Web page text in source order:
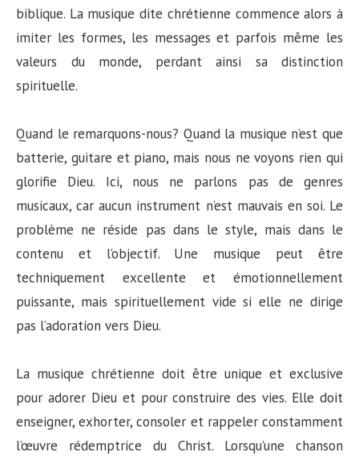
biblique. La musique dite chrétienne commence alors à
imiter les formes, les messages et parfois même les
valeurs du monde, perdant ainsi sa distinction
spirituelle.
Quand le remarquons-nous? Quand la musique n’est que
batterie, guitare et piano, mais nous ne voyons rien qui
glorifie Dieu. Ici, nous ne parlons pas de genres
musicaux, car aucun instrument n’est mauvais en soi. Le
problème ne réside pas dans le style, mais dans le
contenu et l’objectif. Une musique peut être
techniquement excellente et émotionnellement
puissante, mais spirituellement vide si elle ne dirige
pas l’adoration vers Dieu.
La musique chrétienne doit être unique et exclusive
pour adorer Dieu et pour construire des vies. Elle doit
enseigner, exhorter, consoler et rappeler constamment
l’œuvre rédemptrice du Christ. Lorsqu’une chanson